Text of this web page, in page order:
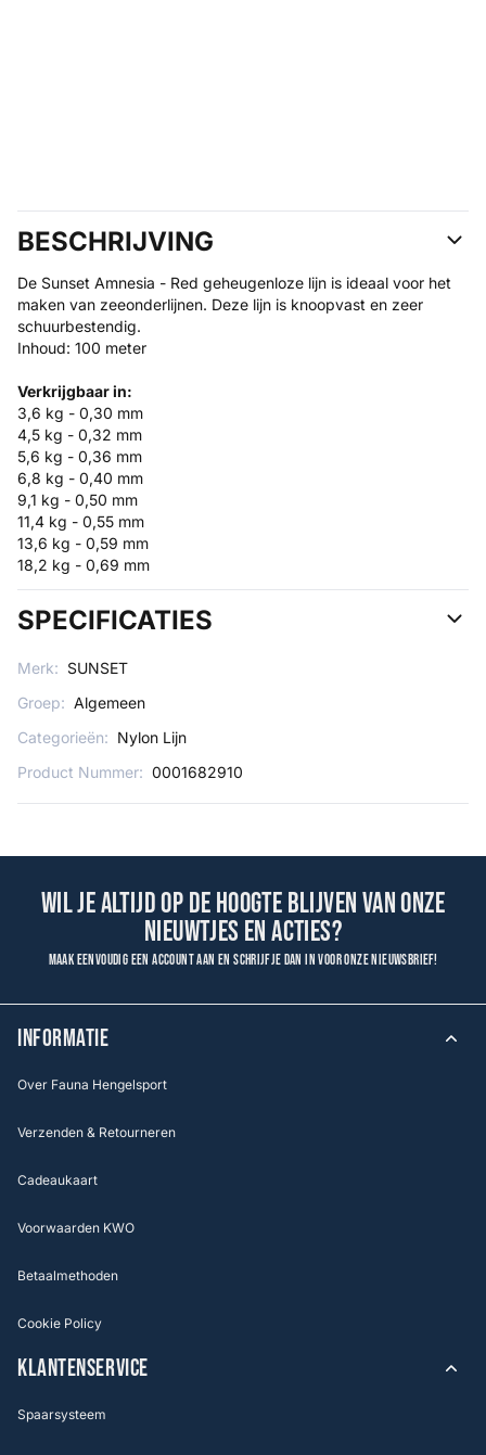
BESCHRIJVING
De Sunset Amnesia - Red geheugenloze lijn is ideaal voor het
maken van zeeonderlijnen. Deze lijn is knoopvast en zeer
schuurbestendig.
Inhoud: 100 meter
Verkrijgbaar in:
3,6 kg - 0,30 mm
4,5 kg - 0,32 mm
5,6 kg - 0,36 mm
6,8 kg - 0,40 mm
9,1 kg - 0,50 mm
11,4 kg - 0,55 mm
13,6 kg - 0,59 mm
18,2 kg - 0,69 mm
SPECIFICATIES
Merk: SUNSET
Groep: Algemeen
Categorieën: Nylon Lijn
Product Nummer: 0001682910
Wil je altijd op de hoogte blijven van onze
nieuwtjes en acties?
Maak eenvoudig een account aan en schrijf je dan in voor onze nieuwsbrief!
INFORMATIE
Over Fauna Hengelsport
Verzenden & Retourneren
Cadeaukaart
Voorwaarden KWO
Betaalmethoden
Cookie Policy
KLANTENSERVICE
Spaarsysteem